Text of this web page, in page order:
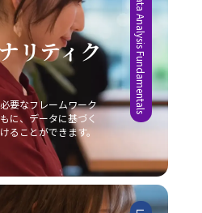
コミュニケーション能力」にお
を明確にし、受信者がその意図
方の協調です。これを実現する
での振り返りと研鑽が不可欠で
ションスタイルを磨き上げるこ
のパフォーマンス向上に繋がる
共に、組織全体での良好な情報
り、ビジネスの現場における成
う。
戦い方を
理論や事例の学習に留まらず、
速な対応と継続的な改善が求め
みや改善点を冷静に分析し、ど
を判断することが重要です。ま
向の変化に敏感であること、そ
不可欠となります。市場は常に
成功が明日の成功を保証するも
ーシャンの戦い方においては常
なければなりません。 今後、
チェーン技術など最先端技術の
ジネス環境は一層複雑化すると
ような変動期においては、逆に
除し、集中できる空間を確保す
につながります。目標を細かく
把握することで、自分自身の達
ションを維持することが可能で
設定する方法も、タスクを段階
全体を効率的に管理するための
う。 完璧主義に陥らず、自分に
や、失敗を恐れずに挑戦する姿
癖改善の鍵となります。たとえ
長過程の一部と捉え、次回への
のブレーキを緩めることができ
できる同僚や上司に適切に協力
リティク
要なフレームワーク
に、データに基づく
ることができます。
Data Analysis Fundamentals